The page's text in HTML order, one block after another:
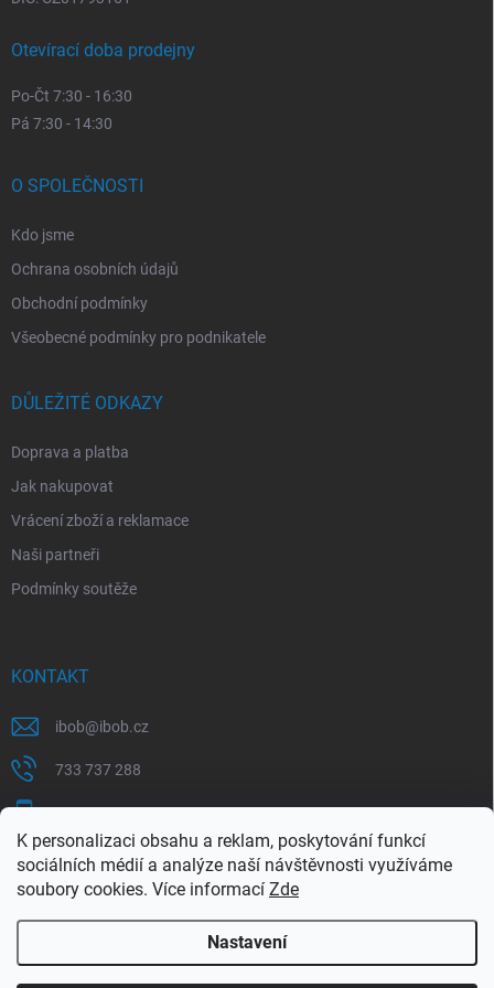
K personalizaci obsahu a reklam, poskytování funkcí
sociálních médií a analýze naší návštěvnosti využíváme
soubory cookies. Více informací Zde
Nastavení
Otevírací doba prodejny
Po-Čt 7:30 - 16:30
Pá 7:30 - 14:30
O SPOLEČNOSTI
Kdo jsme
Ochrana osobních údajů
Obchodní podmínky
Všeobecné podmínky pro podnikatele
DŮLEŽITÉ ODKAZY
Doprava a platba
Jak nakupovat
Vrácení zboží a reklamace
Naši partneři
Podmínky soutěže
KONTAKT
ibob@ibob.cz
733 737 288
607 069 561
Sledujte nás na Facebooku !
ibob_s.r.o/
Copyright 2026ibob s.r.o.. Všechna práva vyhrazena.Upravit nastavení